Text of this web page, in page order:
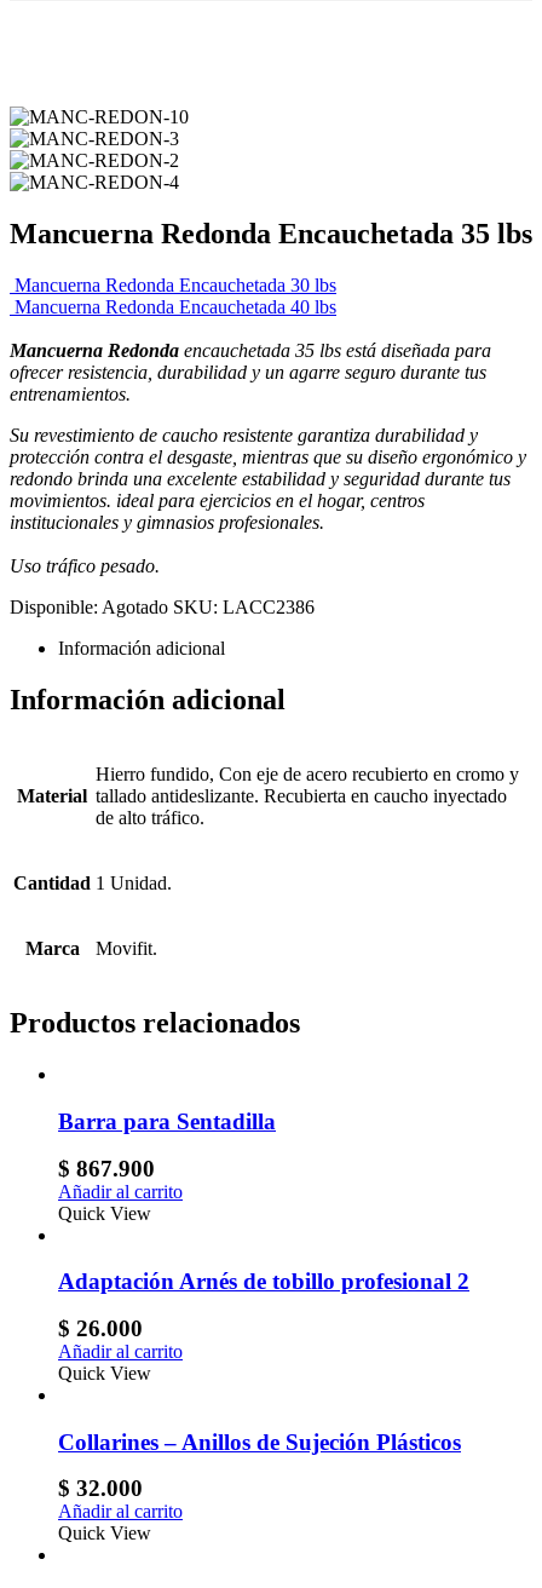
Mancuerna Redonda Encauchetada 35 lbs
Mancuerna Redonda Encauchetada 30 lbs
Mancuerna Redonda Encauchetada 40 lbs
Mancuerna Redonda encauchetada 35 lbs está diseñada para
ofrecer resistencia, durabilidad y un agarre seguro durante tus
entrenamientos.
Su revestimiento de caucho resistente garantiza durabilidad y
protección contra el desgaste, mientras que su diseño ergonómico y
redondo brinda una excelente estabilidad y seguridad durante tus
movimientos. ideal para ejercicios en el hogar, centros
institucionales y gimnasios profesionales.
Uso tráfico pesado.
Disponible: Agotado SKU: LACC2386
Información adicional
Información adicional
Material
Hierro fundido, Con eje de acero recubierto en cromo y
tallado antideslizante. Recubierta en caucho inyectado
de alto tráfico.
Cantidad 1 Unidad.
Marca Movifit.
Productos relacionados
Barra para Sentadilla
$ 867.900
Añadir al carrito
Quick View
Adaptación Arnés de tobillo profesional 2
$ 26.000
Añadir al carrito
Quick View
Collarines – Anillos de Sujeción Plásticos
$ 32.000
Añadir al carrito
Quick View